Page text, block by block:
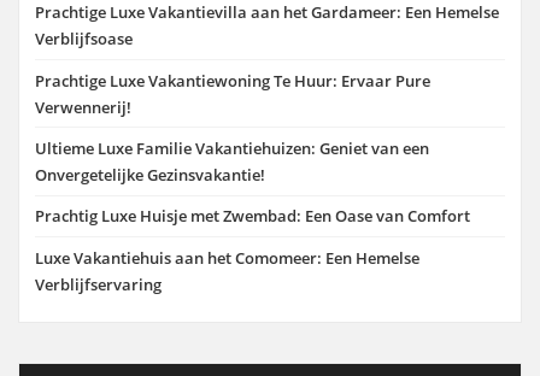
Prachtige Luxe Vakantievilla aan het Gardameer: Een Hemelse
Verblijfsoase
Prachtige Luxe Vakantiewoning Te Huur: Ervaar Pure
Verwennerij!
Ultieme Luxe Familie Vakantiehuizen: Geniet van een
Onvergetelijke Gezinsvakantie!
Prachtig Luxe Huisje met Zwembad: Een Oase van Comfort
Luxe Vakantiehuis aan het Comomeer: Een Hemelse
Verblijfservaring